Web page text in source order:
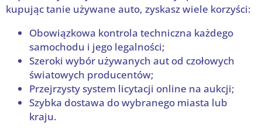
kupując tanie używane auto, zyskasz wiele korzyści:
Obowiązkowa kontrola techniczna każdego
samochodu i jego legalności;
Szeroki wybór używanych aut od czołowych
światowych producentów;
Przejrzysty system licytacji online na aukcji;
Szybka dostawa do wybranego miasta lub
kraju.